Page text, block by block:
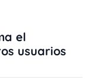
el
usuarios